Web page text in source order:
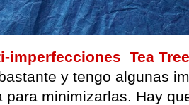
imperfecciones Tea Tree
y tengo algunas
para minimizarlas. Hay